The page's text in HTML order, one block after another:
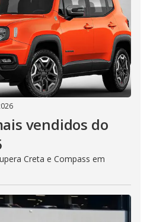
vendidos do
Creta e Compass em